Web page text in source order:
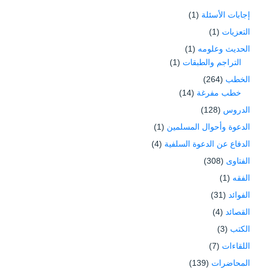
إجابات الأسئلة (1)
التعزيات (1)
الحديث وعلومه (1)
التراجم والطبقات (1)
الخطب (264)
خطب مفرغة (14)
الدروس (128)
الدعوة وأحوال المسلمين (1)
الدفاع عن الدعوة السلفية (4)
الفتاوى (308)
الفقه (1)
الفوائد (31)
القصائد (4)
الكتب (3)
اللقاءات (7)
المحاضرات (139)